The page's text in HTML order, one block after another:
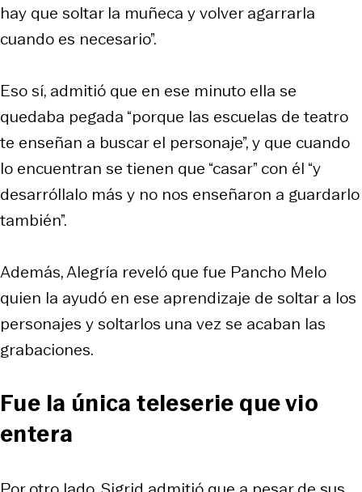
hay que soltar la muñeca y volver agarrarla
cuando es necesario”.
Eso sí, admitió que en ese minuto ella se
quedaba pegada “porque las escuelas de teatro
te enseñan a buscar el personaje”, y que cuando
lo encuentran se tienen que “casar” con él “y
desarróllalo más y no nos enseñaron a guardarlo
también”.
Además, Alegría reveló que fue Pancho Melo
quien la ayudó en ese aprendizaje de soltar a los
personajes y soltarlos una vez se acaban las
grabaciones.
Fue la única teleserie que vio
entera